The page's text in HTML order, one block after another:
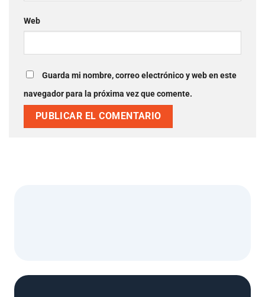
Web
Guarda mi nombre, correo electrónico y web en este
navegador para la próxima vez que comente.